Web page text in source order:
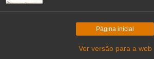
Página inicial
Ver versão para a web